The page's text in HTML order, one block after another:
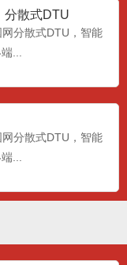
分散式DTU
分散式DTU，智能
...
分散式DTU，智能
...
能配电终端dtu 配
配电终端dtu 配网自